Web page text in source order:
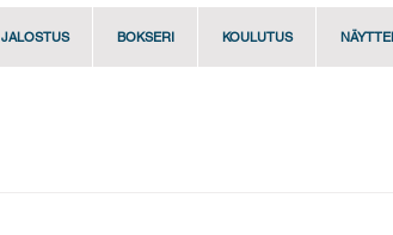
JALOSTUS BOKSERI KOULUTUS